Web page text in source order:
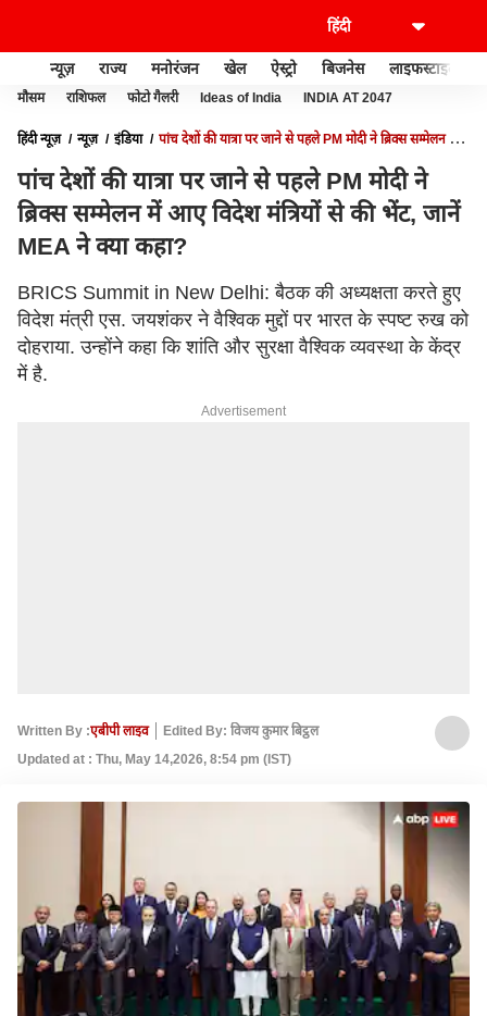
न्यूज़ राज्य मनोरंजन खेल ऐस्ट्रो बिजनेस लाइफस्टाइल
मौसम राशिफल फोटो गैलरी Ideas of India INDIA AT 2047
हिंदी न्यूज़ न्यूज़ इंडिया
पांच देशों की यात्रा पर जाने से पहले PM मोदी ने ब्रिक्स सम्मेलन में
पांच देशों की यात्रा पर जाने से पहले PM मोदी ने
ब्रिक्स सम्मेलन में आए विदेश मंत्रियों से की भेंट, जानें
MEA ने क्या कहा?
BRICS Summit in New Delhi: बैठक की अध्यक्षता करते हुए
विदेश मंत्री एस. जयशंकर ने वैश्विक मुद्दों पर भारत के स्पष्ट रुख को
दोहराया. उन्होंने कहा कि शांति और सुरक्षा वैश्विक व्‍यवस्‍था के केंद्र
में है.
Advertisement
Written By :एबीपी लाइव
Edited By: विजय कुमार बिट्ठल
Updated at : Thu, May 14,2026, 8:54 pm (IST)